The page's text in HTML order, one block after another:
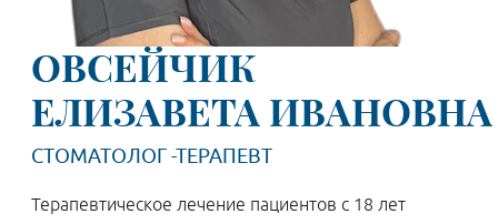
ОВСЕЙЧИК
ЕЛИЗАВЕТА ИВАНОВНА
СТОМАТОЛОГ -ТЕРАПЕВТ
Терапевтическое лечение пациентов с 18 лет